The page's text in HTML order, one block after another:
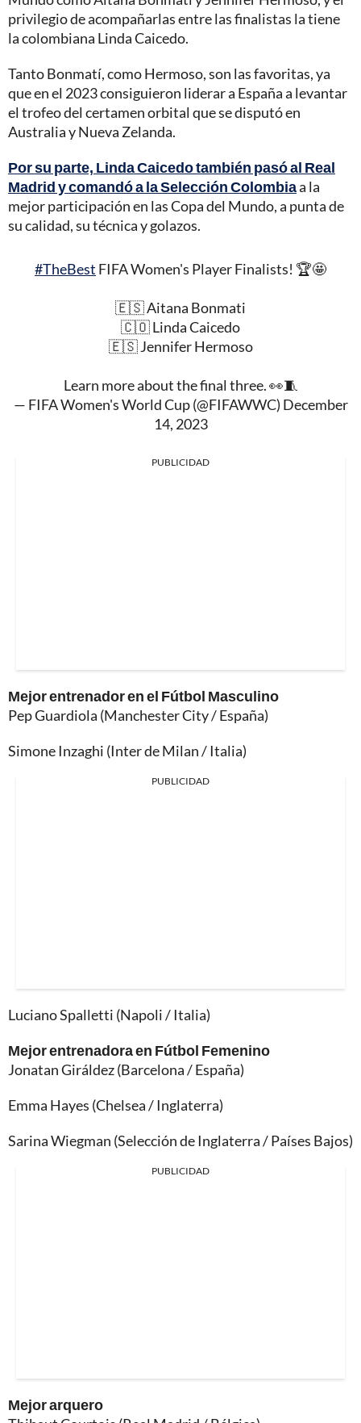
privilegio de acompañarlas entre las finalistas la tiene
la colombiana Linda Caicedo.
Tanto Bonmatí, como Hermoso, son las favoritas, ya
que en el 2023 consiguieron liderar a España a levantar
el trofeo del certamen orbital que se disputó en
Australia y Nueva Zelanda.
Por su parte, Linda Caicedo también pasó al Real
Madrid y comandó a la Selección Colombiaa la
mejor participación en las Copa del Mundo, a punta de
su calidad, su técnica y golazos.
#TheBest FIFA Women's Player Finalists! 🏆🤩
🇪🇸 Aitana Bonmati
🇨🇴 Linda Caicedo
🇪🇸 Jennifer Hermoso
Learn more about the final three. 👀🧵
— FIFA Women's World Cup (@FIFAWWC) December
14, 2023
PUBLICIDAD
Mejor entrenador en el Fútbol Masculino
Pep Guardiola (Manchester City / España)
Simone Inzaghi (Inter de Milan / Italia)
PUBLICIDAD
Luciano Spalletti (Napoli / Italia)
Mejor entrenadora en Fútbol Femenino
Jonatan Giráldez (Barcelona / España)
Emma Hayes (Chelsea / Inglaterra)
Sarina Wiegman (Selección de Inglaterra / Países Bajos)
PUBLICIDAD
Mejor arquero